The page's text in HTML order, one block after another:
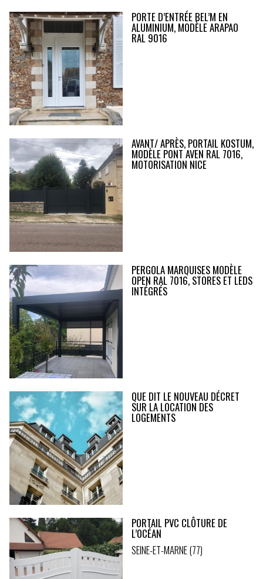
PORTE D’ENTRÉE BEL’M EN
ALUMINIUM, MODÈLE ARAPAO
RAL 9016
AVANT/ APRÈS, PORTAIL KOSTUM,
MODÈLE PONT AVEN RAL 7016,
MOTORISATION NICE
PERGOLA MARQUISES MODÈLE
OPEN RAL 7016, STORES ET LEDS
INTÉGRÉS
QUE DIT LE NOUVEAU DÉCRET
SUR LA LOCATION DES
LOGEMENTS
PORTAIL PVC CLÔTURE DE
L’OCÉAN
SEINE-ET-MARNE (77)